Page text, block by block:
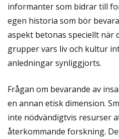
informanter som bidrar till
egen historia som bör
aspekt betonas speciellt när
grupper vars liv och kultur
anledningar synliggjorts.
Frågan om bevarande av
en annan etisk dimension.
inte nödvändigtvis resurser
återkommande forskning.